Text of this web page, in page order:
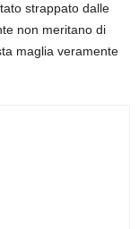
strappato dalle
non meritano di
maglia veramente